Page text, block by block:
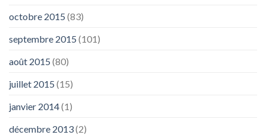
octobre 2015 (83)
septembre 2015 (101)
août 2015 (80)
juillet 2015 (15)
janvier 2014(1)
décembre 2013(2)